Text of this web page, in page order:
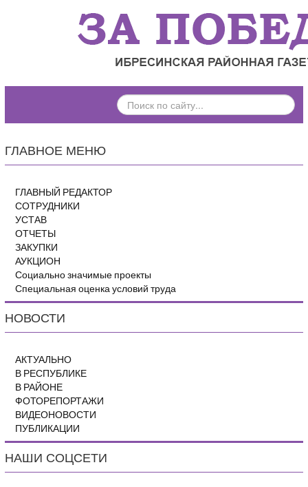
ПОИСК
ПО
ГЛАВНОЕ МЕНЮ
ГЛАВНЫЙ РЕДАКТОР
СОТРУДНИКИ
УСТАВ
ОТЧЕТЫ
ЗАКУПКИ
АУКЦИОН
Социально значимые проекты
Специальная оценка условий труда
НОВОСТИ
АКТУАЛЬНО
В РЕСПУБЛИКЕ
В РАЙОНЕ
ФОТОРЕПОРТАЖИ
ВИДЕОНОВОСТИ
ПУБЛИКАЦИИ
НАШИ СОЦСЕТИ